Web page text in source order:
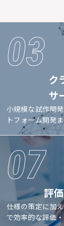
03
ク
サ
小規模な試作開
トフォーム開発
07
評
仕様の策定に加
で効率的な評価